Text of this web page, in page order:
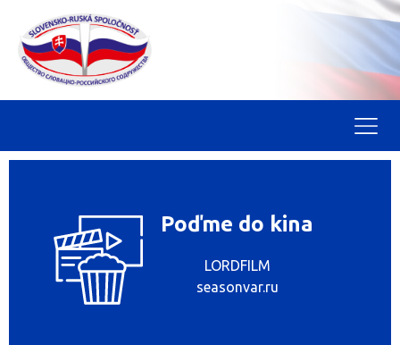
Poďme do kina
LORDFILM
seasonvar.ru